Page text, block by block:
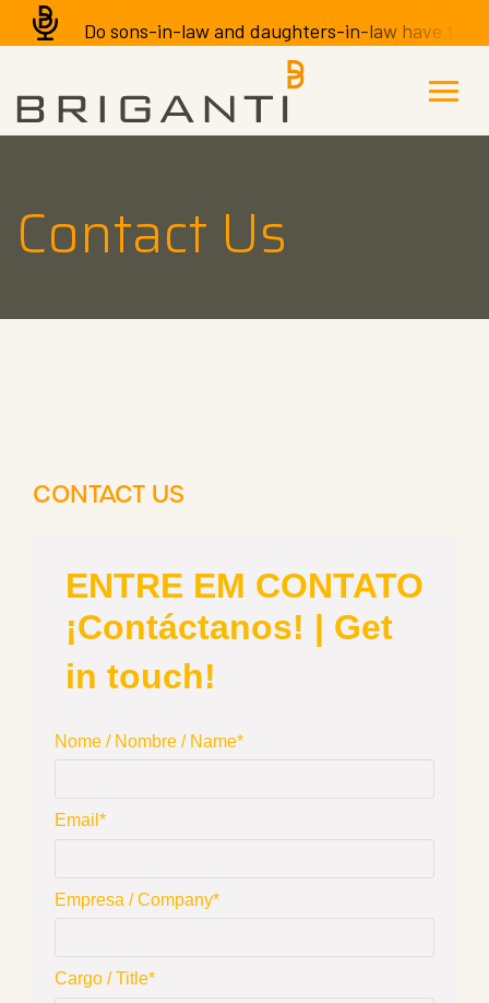
Do sons-in-law and daughters-in-law have the
Contact Us
CONTACT US
ENTRE EM CONTATO
¡Contáctanos! | Get
in touch!
Nome / Nombre / Name*
Email*
Empresa / Company*
Cargo / Title*